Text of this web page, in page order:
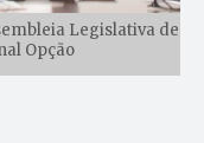
Legislativa de
Opção